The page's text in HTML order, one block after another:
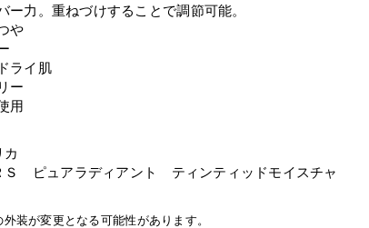
ー力。重ねづけすることで調節可能。
や
ライ肌
ー
用
カ
Ｓ ピュアラディアント ティンティッドモイスチャ
装が変更となる可能性があります。